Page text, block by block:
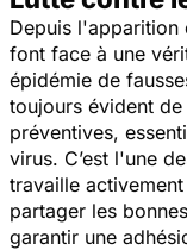
Depuis l'apparition
font face à une
épidémie de
toujours évident
préventives,
virus. C’est l'une
travaille
partager les
garantir une